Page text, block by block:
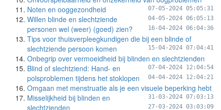
07-05-2024 05:05:31
Noten en ooggezondheid
04-05-2024 06:05:13
Willen blinde en slechtziende
personen wel (weer) (goed) zien?
16-04-2024 06:04:36
Tips voor thuisverpleegkundigen die bij een blinde of
slechtziende persoon komen
15-04-2024 07:04:41
Onbegrip over vermoeidheid bij blinden en slechtzienden
07-04-2024 12:04:54
Blind of slechtziend: Hand- en
polsproblemen tijdens het stoklopen
04-04-2024 12:04:21
Omgaan met menstruatie als je een visuele beperking hebt
31-03-2024 07:03:13
Misselijkheid bij blinden en
slechtzienden
27-03-2024 03:03:09